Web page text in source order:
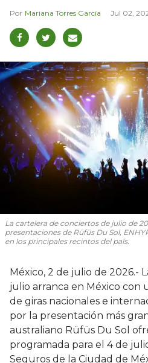
Mariana Torres García Jul 02,
La cartelera de conciertos de julio de
presentaciones de Rüfüs Du Sol,
en los principales recintos del país.
México, 2 de julio de 2026.-
julio arranca en México con
de giras nacionales e
por la presentación más
australiano Rüfüs Du Sol
programada para el 4 de
Seguros de la Ciudad de